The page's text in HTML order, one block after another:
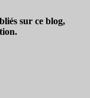
sur ce blog,